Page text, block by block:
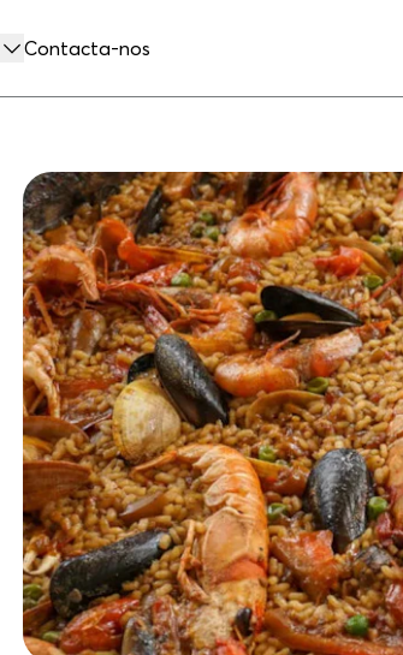
Contacta-nos